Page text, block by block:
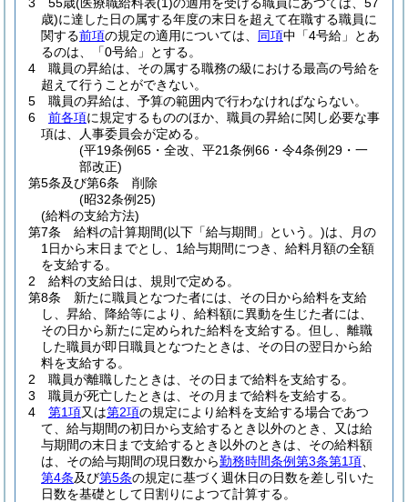
歳)に達した日の属する年度の末日を超えて在職する職員に
関する前項の規定の適用については、 同項中「4号給」とあ
るのは、「0号給」とする。
4
職員の昇給は、その属する職務の級における最高の号給を
超えて行うことができない。
5
職員の昇給は、予算の範囲内で行わなければならない。
6
前各項に規定するもののほか、職員の昇給に関し必要な事
項は、人事委員会が定める。
(平19条例65・全改、平21条例66・令4条例29・一
部改正)
第5条及び第6条
削除
(昭32条例25)
(給料の支給方法)
第7条
給料の計算期間(以下「給与期間」という。)は、月の
1日から末日までとし、1給与期間につき、給料月額の全額
を支給する。
2
給料の支給日は、規則で定める。
第8条
新たに職員となつた者には、その日から給料を支給
し、昇給、降給等により、給料額に異動を生じた者には、
その日から新たに定められた給料を支給する。 但し、離職
した職員が即日職員となつたときは、その日の翌日から給
料を支給する。
2
職員が離職したときは、その日まで給料を支給する。
3
職員が死亡したときは、その月まで給料を支給する。
4
第1項又は第2項の規定により給料を支給する場合であつ
て、給与期間の初日から支給するとき以外のとき、又は給
与期間の末日まで支給するとき以外のときは、その給料額
は、その給与期間の現日数から勤務時間条例第3条第1項
第4条及び第5条の規定に基づく週休日の日数を差し引いた
日数を基礎として日割りによつて計算する。